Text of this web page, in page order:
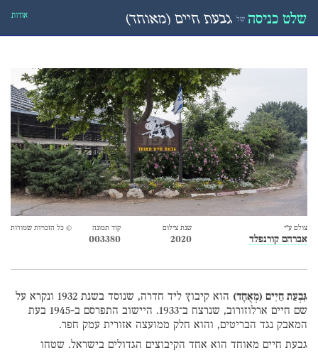
שלט כניסה של גבעת חיים (מאוחד) אודות
צולם ע״י
אברהם קורנפלד
שנת צילום
2020
קוד תמונה
003380
© כל הזכויות שמורות
גִּבְעַת חַיִים (מְאֻחָד)
הוא קיבוץ ליד חדרה, שנוסד בשנת 1932 ונקרא על
שם חיים ארלוזורוב, שנרצח ב־1933. היישוב התפרסם ב-1945 בעת
המאבק נגד הבריטים, והוא חלק ממועצה אזורית עמק חפר.
גבעת חיים מאוחד הוא אחד הקיבוצים הגדולים בישראל. שטחו